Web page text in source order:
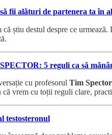
fii alături de partenera ta în
că știu destul despre ce
5 reguli ca să
cu profesorul Tim Spector
vrem cu toții reguli clare,
testosteronul